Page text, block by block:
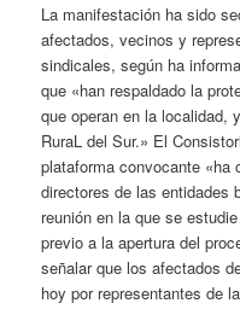
La manifestación ha sido
afectados, vecinos y
sindicales, según ha
que «han respaldado la
que operan en la localidad,
RuraL del Sur.» El
plataforma convocante «ha
directores de las entidades
reunión en la que se
previo a la apertura del
señalar que los afectados
hoy por representantes de